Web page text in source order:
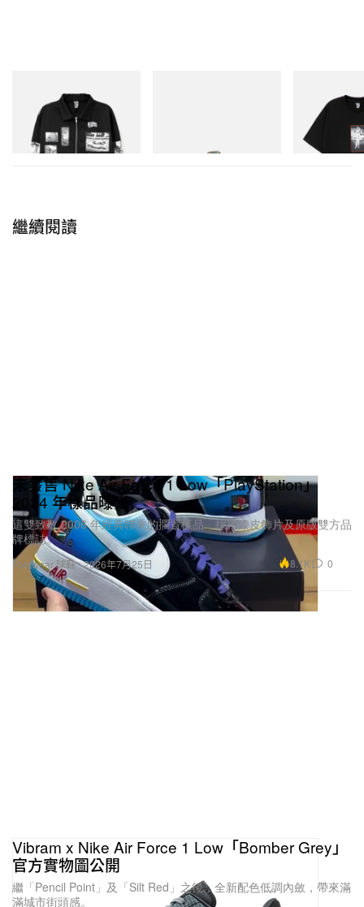
Billionaire Boys Club X Initial
D Cotton Jacket
立即購入
BILLIONAIRE
INITIAL D
立即購入
繼續閱讀
Footwear 球鞋
未發售 Nike Air Force 1 Low「PlayStation」
2024 年樣品曝光
這雙致敬 2006 年經典聯乘的擱置樣品，採用漆皮飾片及原版雙方品
牌標誌。
2026年7月25日 8.1K 0
Vibram x Nike Air Force 1 Low「Bomber Grey」
官方實物圖公開
繼「Pencil Point」及「Silt Red」之後，全新配色低調內斂，帶來滿
滿城市街頭感。